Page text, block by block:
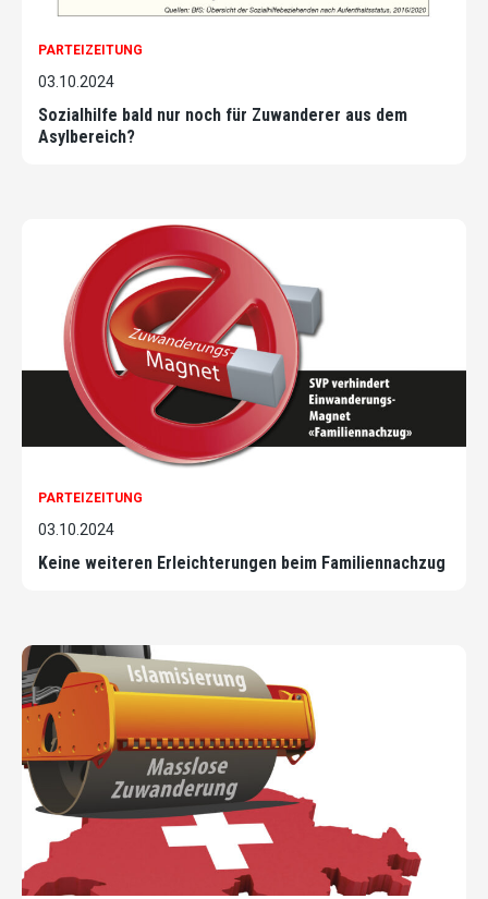
PARTEIZEITUNG
03.10.2024
Sozialhilfe bald nur noch für Zuwanderer aus dem
Asylbereich?
PARTEIZEITUNG
03.10.2024
Keine weiteren Erleichterungen beim Familiennachzug